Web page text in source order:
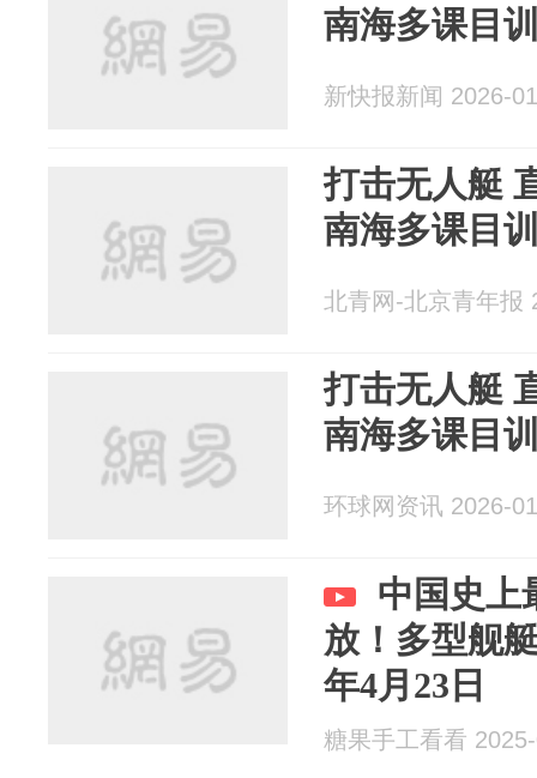
南海多课目
新快报新闻 2026-
打击无人艇
南海多课目
北青网-北京青年报
打击无人艇
南海多课目
环球网资讯 2026-
中国史上
放！多型舰
年4月23日
糖果手工看看